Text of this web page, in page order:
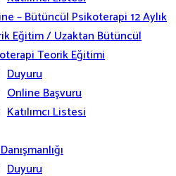
– Bütüncül Psikoterapi 12 Aylık
Eğitim / Uzaktan Bütüncül
Teorik Eğitimi
Duyuru
Online Başvuru
Katılımcı Listesi
Duyuru